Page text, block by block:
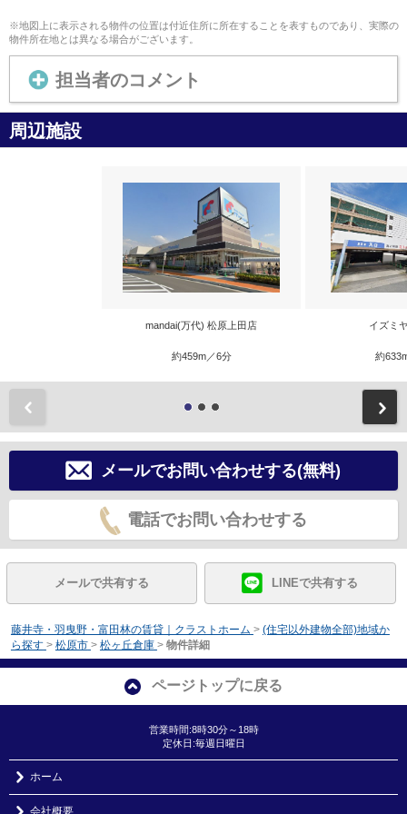
※地図上に表示される物件の位置は付近住所に所在することを表すものであり、実際の
物件所在地とは異なる場合がございます。
担当者のコメント
周辺施設
mandai(万代) 松原上田店
約459m／6分
イズミ
約
メールでお問い合わせする(無料)
電話でお問い合わせする
メールで共有する LINEで共有する
藤井寺・羽曳野・富田林の賃貸｜クラストホーム > (住宅以外建物全部)地域か
ら探す > 松原市 > 松ヶ丘倉庫 > 物件詳細
ページトップに戻る
営業時間:8時30分～18時
定休日:毎週日曜日
ホーム
会社概要